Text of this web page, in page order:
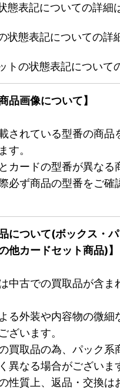
態表記についての詳細
状態表記についての詳
トの状態表記について
品画像について】
されている型番の商品
す。
カードの型番が異なる
必ず商品の型番をご確
品について(ボックス・
他カードセット商品)】
中古での買取品が含ま
る外装や内容物の微細
ざいます。
買取品の為、パック系
異なる場合がございま
性質上、返品・交換は